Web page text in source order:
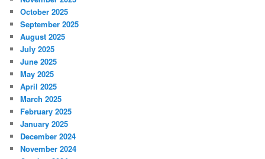
October 2025
September 2025
August 2025
July 2025
June 2025
May 2025
April 2025
March 2025
February 2025
January 2025
December 2024
November 2024